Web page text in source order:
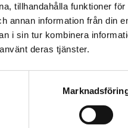
tillhandahålla funktioner för
annan information från din
i sin tur kombinera
deras tjänster.